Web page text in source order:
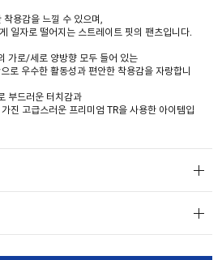
착용감을 느낄 수 있으며,
일자로 떨어지는 스트레이트 핏의 팬츠입니다.
가로/세로 양방향 모두 들어 있는
로 우수한 활동성과 편안한 착용감을 자랑합니
부드러운 터치감과
진 고급스러운 프리미엄 TR을 사용한 아이템입
가 믹스되어 있으며
용감을 느낄 수 있습니다.